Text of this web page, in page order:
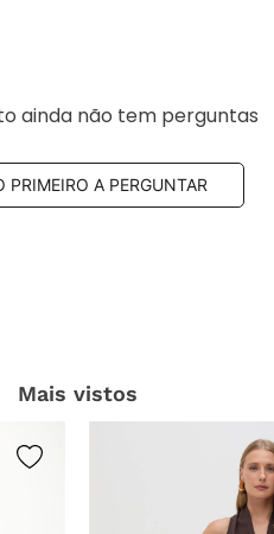
ainda não tem perguntas
PRIMEIRO A PERGUNTAR
Mais vistos